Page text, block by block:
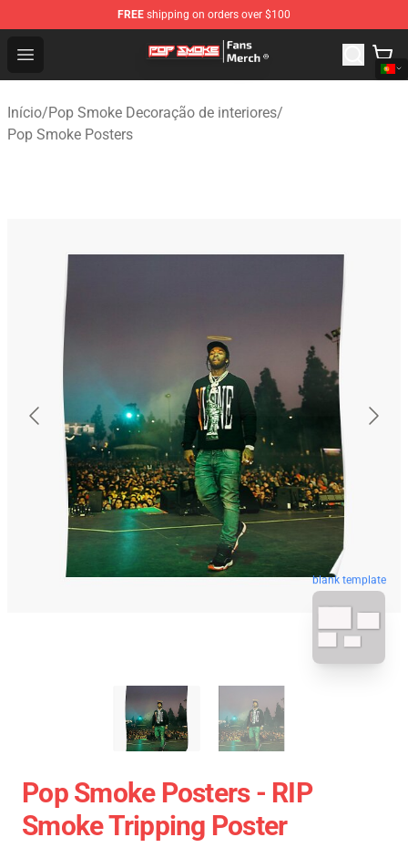
FREE shipping on orders over $100
Open menu
Pop Smoke Store - Official Pop Smoke Merchandise
Início/Pop Smoke Decoração de interiores/
Pop Smoke Posters
blank template
Pop Smoke Posters - RIP
Smoke Tripping Poster